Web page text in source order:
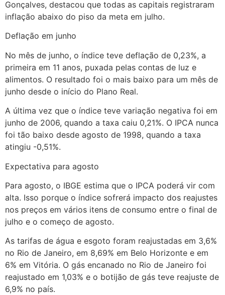
Gonçalves, destacou que todas as capitais registraram
inflação abaixo do piso da meta em julho.
Deflação em junho
No mês de junho, o índice teve deflação de 0,23%, a
primeira em 11 anos, puxada pelas contas de luz e
alimentos. O resultado foi o mais baixo para um mês de
junho desde o início do Plano Real.
A última vez que o índice teve variação negativa foi em
junho de 2006, quando a taxa caiu 0,21%. O IPCA nunca
foi tão baixo desde agosto de 1998, quando a taxa
atingiu -0,51%.
Expectativa para agosto
Para agosto, o IBGE estima que o IPCA poderá vir com
alta. Isso porque o índice sofrerá impacto dos reajustes
nos preços em vários itens de consumo entre o final de
julho e o começo de agosto.
As tarifas de água e esgoto foram reajustadas em 3,6%
no Rio de Janeiro, em 8,69% em Belo Horizonte e em
6% em Vitória. O gás encanado no Rio de Janeiro foi
reajustado em 1,03% e o botijão de gás teve reajuste de
6,9% no país.